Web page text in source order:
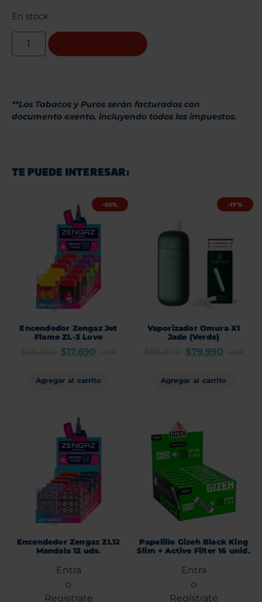
En stock
**Los Tabacos y Puros serán facturados con
documento exento, incluyendo todos los impuestos.
TE PUEDE INTERESAR:
-33%
Encendedor Zengaz Jet
Flame ZL-3 Love
$17.690 +IVA
Agregar al carrito
-17%
Vaporizador Omura X1
Jade (Verde)
$79.990 +IVA
Agregar al carrito
Encendedor Zengaz ZL12
Mandala 12 uds.
Entra
o
Regístrate
Papelillo Gizeh Black King
Slim + Active Filter 16 unid.
Entra
o
Regístrate